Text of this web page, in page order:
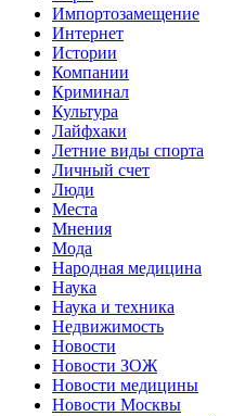
Импортозамещение
Интернет
Истории
Компании
Криминал
Культура
Лайфхаки
Летние виды спорта
Личный счет
Люди
Места
Мнения
Мода
Народная медицина
Наука
Наука и техника
Недвижимость
Новости
Новости ЗОЖ
Новости медицины
Новости Москвы